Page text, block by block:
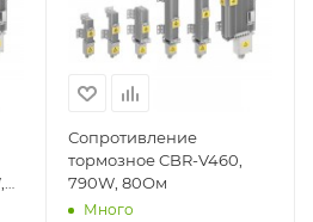
Сопротивление
тормозное CBR-V460,
790W, 80Ом
Много